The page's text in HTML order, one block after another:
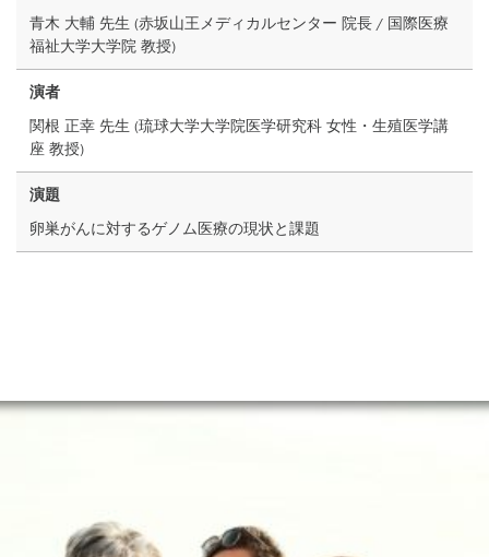
青木 大輔 先生 (赤坂山王メディカルセンター 院長 / 国際医療
福祉大学大学院 教授)
演者
関根 正幸 先生 (琉球大学大学院医学研究科 女性・生殖医学講
座 教授)
演題
卵巣がんに対するゲノム医療の現状と課題